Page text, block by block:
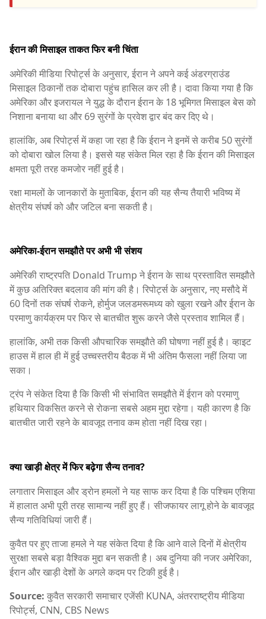
ईरान की मिसाइल ताकत फिर बनी चिंता
अमेरिकी मीडिया रिपोर्ट्स के अनुसार, ईरान ने अपने कई अंडरग्राउंड
मिसाइल ठिकानों तक दोबारा पहुंच हासिल कर ली है। दावा किया गया है कि
अमेरिका और इजरायल ने युद्ध के दौरान ईरान के 18 भूमिगत मिसाइल बेस को
निशाना बनाया था और 69 सुरंगों के प्रवेश द्वार बंद कर दिए थे।
हालांकि, अब रिपोर्ट्स में कहा जा रहा है कि ईरान ने इनमें से करीब 50 सुरंगों
को दोबारा खोल लिया है। इससे यह संकेत मिल रहा है कि ईरान की मिसाइल
क्षमता पूरी तरह कमजोर नहीं हुई है।
रक्षा मामलों के जानकारों के मुताबिक, ईरान की यह सैन्य तैयारी भविष्य में
क्षेत्रीय संघर्ष को और जटिल बना सकती है।
अमेरिका-ईरान समझौते पर अभी भी संशय
अमेरिकी राष्ट्रपति Donald Trump ने ईरान के साथ प्रस्तावित समझौते
में कुछ अतिरिक्त बदलाव की मांग की है। रिपोर्ट्स के अनुसार, नए मसौदे में
60 दिनों तक संघर्ष रोकने, होर्मुज जलडमरूमध्य को खुला रखने और ईरान के
परमाणु कार्यक्रम पर फिर से बातचीत शुरू करने जैसे प्रस्ताव शामिल हैं।
हालांकि, अभी तक किसी औपचारिक समझौते की घोषणा नहीं हुई है। व्हाइट
हाउस में हाल ही में हुई उच्चस्तरीय बैठक में भी अंतिम फैसला नहीं लिया जा
सका।
ट्रंप ने संकेत दिया है कि किसी भी संभावित समझौते में ईरान को परमाणु
हथियार विकसित करने से रोकना सबसे अहम मुद्दा रहेगा। यही कारण है कि
बातचीत जारी रहने के बावजूद तनाव कम होता नहीं दिख रहा।
क्या खाड़ी क्षेत्र में फिर बढ़ेगा सैन्य तनाव?
लगातार मिसाइल और ड्रोन हमलों ने यह साफ कर दिया है कि पश्चिम एशिया
में हालात अभी पूरी तरह सामान्य नहीं हुए हैं। सीजफायर लागू होने के बावजूद
सैन्य गतिविधियां जारी हैं।
कुवैत पर हुए ताजा हमले ने यह संकेत दिया है कि आने वाले दिनों में क्षेत्रीय
सुरक्षा सबसे बड़ा वैश्विक मुद्दा बन सकती है। अब दुनिया की नजर अमेरिका,
ईरान और खाड़ी देशों के अगले कदम पर टिकी हुई है।
Source: कुवैत सरकारी समाचार एजेंसी KUNA, अंतरराष्ट्रीय मीडिया
रिपोर्ट्स, CNN, CBS News